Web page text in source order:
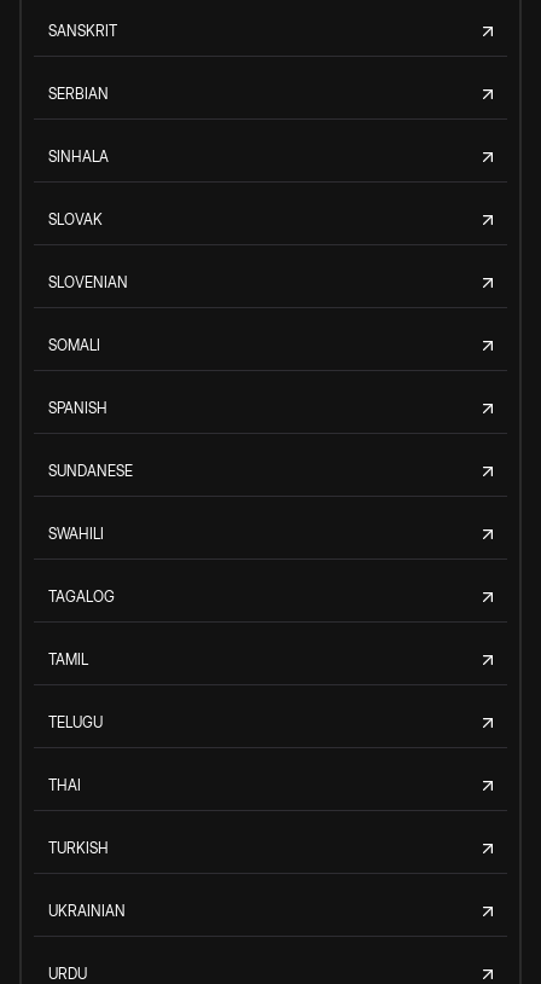
SANSKRIT
SERBIAN
SINHALA
SLOVAK
SLOVENIAN
SOMALI
SPANISH
SUNDANESE
SWAHILI
TAGALOG
TAMIL
TELUGU
THAI
TURKISH
UKRAINIAN
URDU